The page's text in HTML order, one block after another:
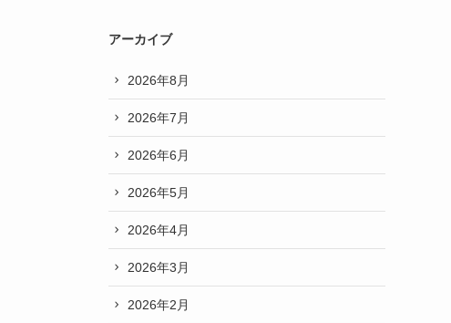
アーカイブ
2026年8月
2026年7月
2026年6月
2026年5月
2026年4月
2026年3月
2026年2月